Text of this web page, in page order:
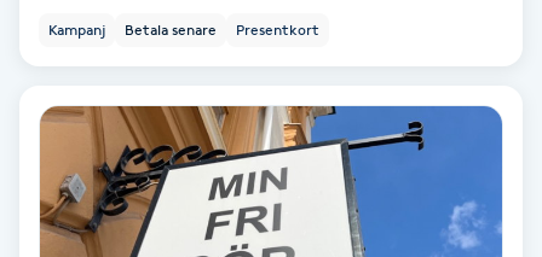
Hudvård
Hyperhidros
Hypnos
Kampanj Betala senare Presentkort